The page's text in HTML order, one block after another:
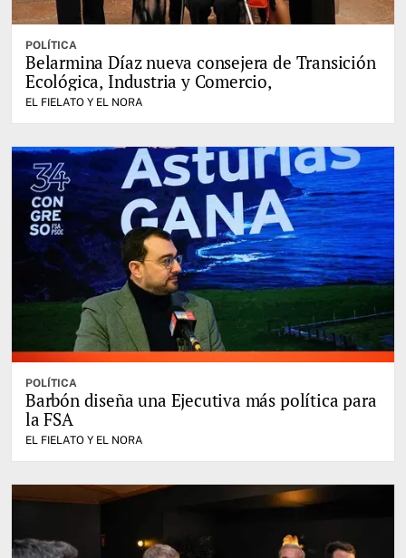
POLÍTICA
Belarmina Díaz nueva consejera de Transición
Ecológica, Industria y Comercio,
EL FIELATO Y EL NORA
POLÍTICA
Barbón diseña una Ejecutiva más política para
la FSA
EL FIELATO Y EL NORA